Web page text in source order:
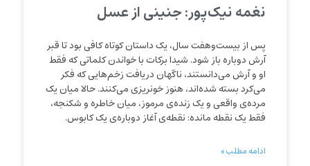
نغمه نیک‌پور: جنینی از عسل
پس از بیست‌وهفت سال، یک داستان کوتاه کافی بود تا قبر
آرش دوباره باز شود. شیدا برکات با خواندن کلماتی که فقط
او و آرش می‌دانستند، ناگهان دریافت زخم‌هایی که فکر
می‌کرد بسته شده‌اند، هنوز خونریزی می‌کنند. حالا میان یک
مرده‌ی واقعی و یک زنده‌ی مرموز، میان خاطره و شکنجه،
فقط یک نقطه مانده: نقطه‌ی آغاز دوباره‌ی یک کابوس.
ادامه مطلب »